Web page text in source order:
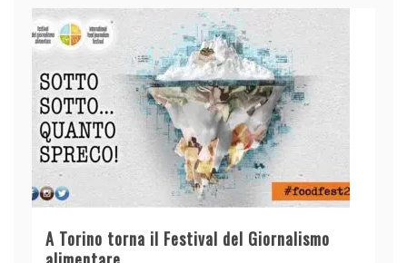
A Torino torna il Festival del Giornalismo